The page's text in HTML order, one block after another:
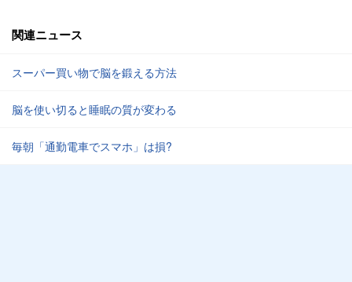
関連ニュース
スーパー買い物で脳を鍛える方法
脳を使い切ると睡眠の質が変わる
毎朝「通勤電車でスマホ」は損?